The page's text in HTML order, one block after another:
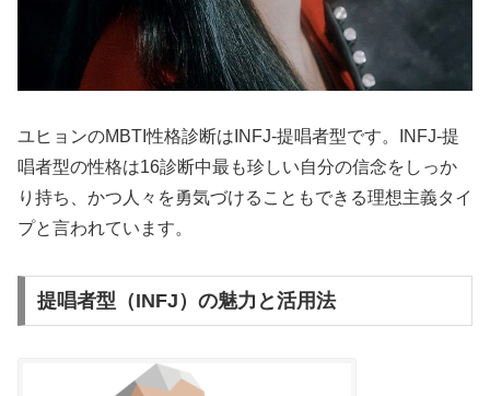
ユヒョンのMBTI性格診断はINFJ-提唱者型です。INFJ-提
唱者型の性格は16診断中最も珍しい自分の信念をしっか
り持ち、かつ人々を勇気づけることもできる理想主義タイ
プと言われています。
提唱者型（INFJ）の魅力と活用法